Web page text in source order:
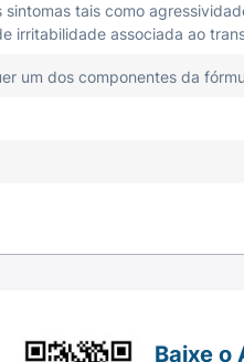
tais como
irritabilidade associada ao
um dos componentes da
Baixe o